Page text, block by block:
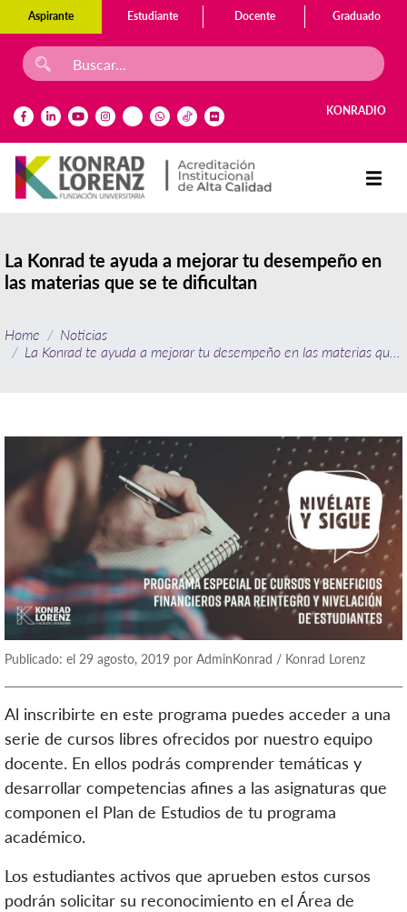
Aspirante Estudiante Docente Graduado
KONRADIO
La Konrad te ayuda a mejorar tu desempeño en
las materias que se te dificultan
Home
Noticias
La Konrad te ayuda a mejorar tu desempeño en las materias que
Publicado: el 29 agosto, 2019 por AdminKonrad / Konrad Lorenz
Al inscribirte en este programa puedes acceder a una
serie de cursos libres ofrecidos por nuestro equipo
docente. En ellos podrás comprender temáticas y
desarrollar competencias afines a las asignaturas que
componen el Plan de Estudios de tu programa
académico.
Los estudiantes activos que aprueben estos cursos
podrán solicitar su reconocimiento en el Área de